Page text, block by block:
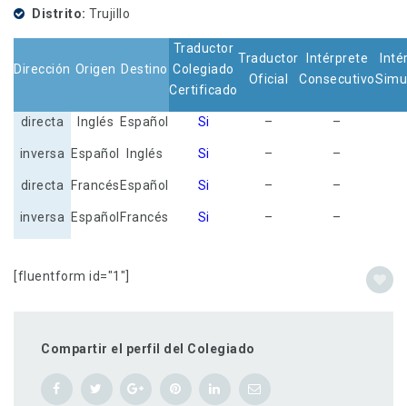
Distrito Trujillo
Dirección Origen Destino
Traductor
Colegiado
Certificado
Traductor
Oficial
Intérprete
Consecutivo
directa Inglés Español Si – –
inversa Español Inglés Si – –
directa Francés Español Si – –
inversa Español Francés Si – –
[fluentform id="1"]
Compartir el perfil del Colegiado